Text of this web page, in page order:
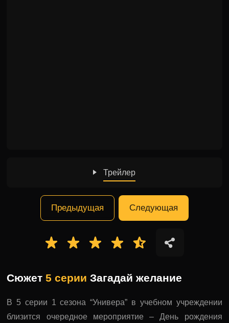
Трейлер
Предыдущая Следующая
Сюжет5 серии Загадай желание
В 5 серии 1 сезона “Универа” в учебном учреждении
близится очередное мероприятие – День рождения